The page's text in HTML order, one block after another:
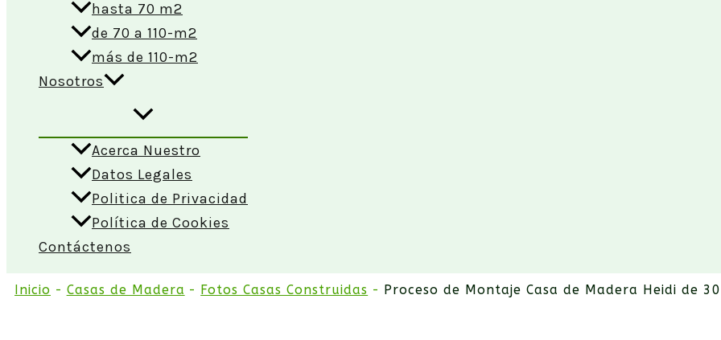
hasta 70 m2
de 70 a 110-m2
más de 110-m2
Nosotros
Acerca Nuestro
Datos Legales
Politica de Privacidad
Política de Cookies
Contáctenos
Inicio Casas de Madera Fotos Casas Construidas Proceso de Montaje Casa de Madera Heidi de